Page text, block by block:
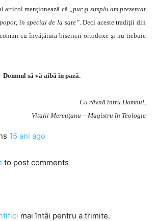
articol menţionează că „pur şi simplu am prezentat
în special de la sate”. Deci aceste tradiţii din
cu învăţătura bisericii ortodoxe şi nu trebuie
Domnul să vă aibă în pază.
Cu râvnă întru Domnul,
Vitalii Mereuţanu – Magistru în Teologie
15 ani ago
to post comments
mai întâi pentru a trimite.